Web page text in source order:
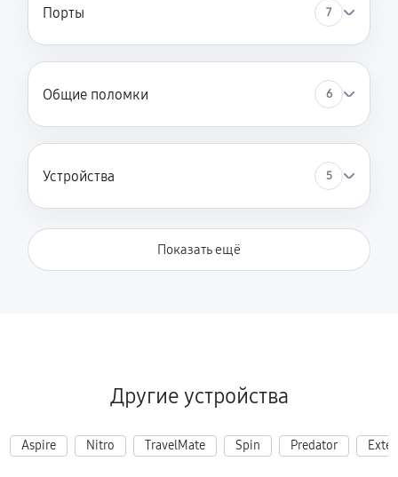
Порты 7
Общие поломки 6
Устройства 5
Показать ещё
Другие устройства
Aspire Nitro TravelMate Spin Predator